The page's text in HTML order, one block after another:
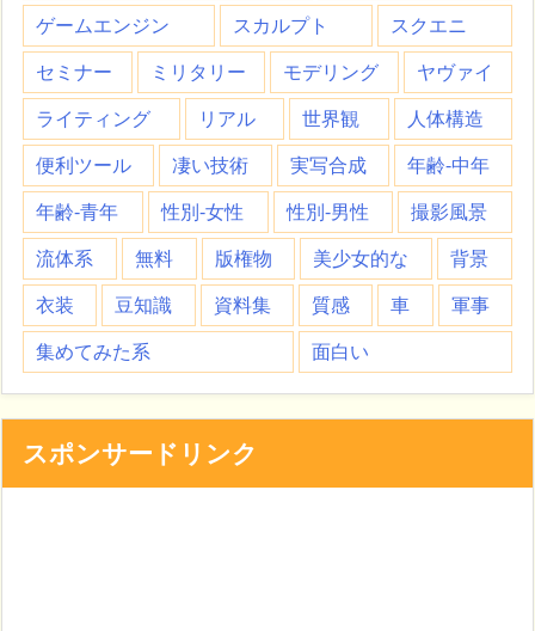
ゲームエンジン
スカルプト
スクエニ
セミナー
ミリタリー モデリング
ヤヴァイ
ライティング
リアル 世界観
人体構造
便利ツール
凄い技術 実写合成
年齢-中年
年齢-青年
性別-女性 性別-男性
撮影風景
流体系
無料 版権物 美少女的な
背景
衣装
豆知識 資料集 質感 車
軍事
集めてみた系
面白い
スポンサードリンク